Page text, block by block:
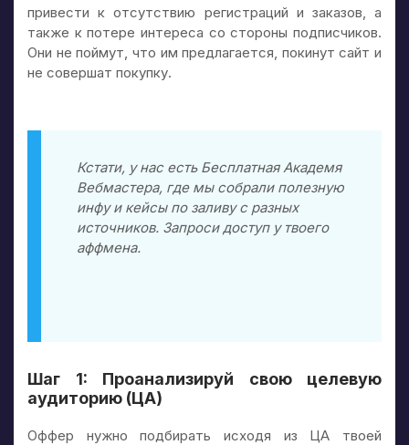
привести к отсутствию регистраций и заказов, а
также к потере интереса со стороны подписчиков.
Они не поймут, что им предлагается, покинут сайт и
не совершат покупку.
Кстати, у насесть Бесплатная Академя
Вебмастера, где мы собрали полезную
инфу и кейсы по заливу с разных
источников. Запроси доступ у твоего
аффмена.
Шаг 1: Проанализируй свою целевую
аудиторию (ЦА)
Оффер нужно подбирать исходя из ЦА твоей